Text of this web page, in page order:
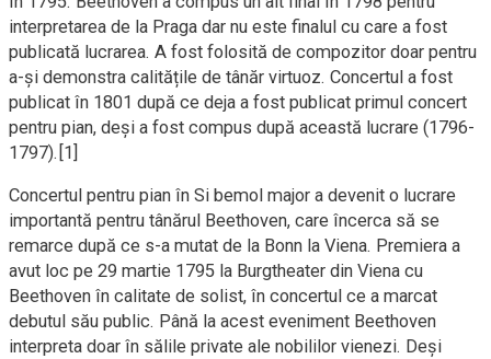
interpretarea de la Praga dar nu este finalul cu care a fost
publicată lucrarea. A fost folosită de compozitor doar pentru
a-și demonstra calitățile de tânăr virtuoz. Concertul a fost
publicat în 1801 după ce deja a fost publicat primul concert
pentru pian, deși a fost compus după această lucrare (1796-
1797).[1]
Concertul pentru pian în Si bemol major a devenit o lucrare
importantă pentru tânărul Beethoven, care încerca să se
remarce după ce s-a mutat de la Bonn la Viena. Premiera a
avut loc pe 29 martie 1795 la Burgtheater din Viena cu
Beethoven în calitate de solist, în concertul ce a marcat
debutul său public. Până la acest eveniment Beethoven
interpreta doar în sălile private ale nobililor vienezi. Deși